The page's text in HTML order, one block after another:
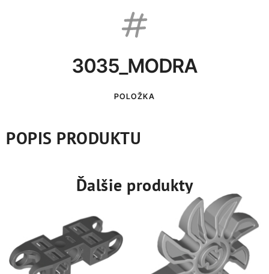
3035_MODRA
POLOŽKA
POPIS PRODUKTU
Ďalšie produkty